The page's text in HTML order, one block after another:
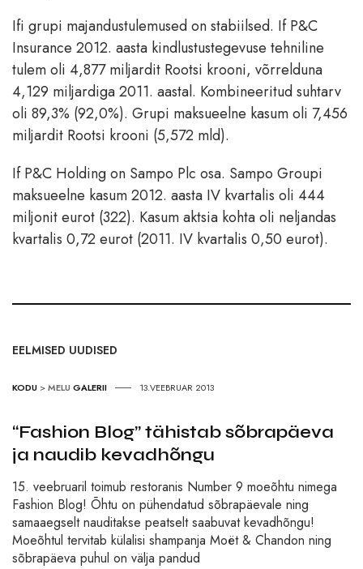
Ifi grupi majandustulemused on stabiilsed. If P&C
Insurance 2012. aasta kindlustustegevuse tehniline
tulem oli 4,877 miljardit Rootsi krooni, võrrelduna
4,129 miljardiga 2011. aastal. Kombineeritud suhtarv
oli 89,3% (92,0%). Grupi maksueelne kasum oli 7,456
miljardit Rootsi krooni (5,572 mld).
If P&C Holding on Sampo Plc osa. Sampo Groupi
maksueelne kasum 2012. aasta IV kvartalis oli 444
miljonit eurot (322). Kasum aktsia kohta oli neljandas
kvartalis 0,72 eurot (2011. IV kvartalis 0,50 eurot).
EELMISED UUDISED
KODU >MELU GALERII 13.VEEBRUAR 2013
“Fashion Blog” tähistab sõbrapäeva
ja naudib kevadhõngu
15. veebruaril toimub restoranis Number 9 moeõhtu nimega
Fashion Blog! Õhtu on pühendatud sõbrapäevale ning
samaaegselt nauditakse peatselt saabuvat kevadhõngu!
Moeõhtul tervitab külalisi shampanja Moët & Chandon ning
sõbrapäeva puhul on välja pandud